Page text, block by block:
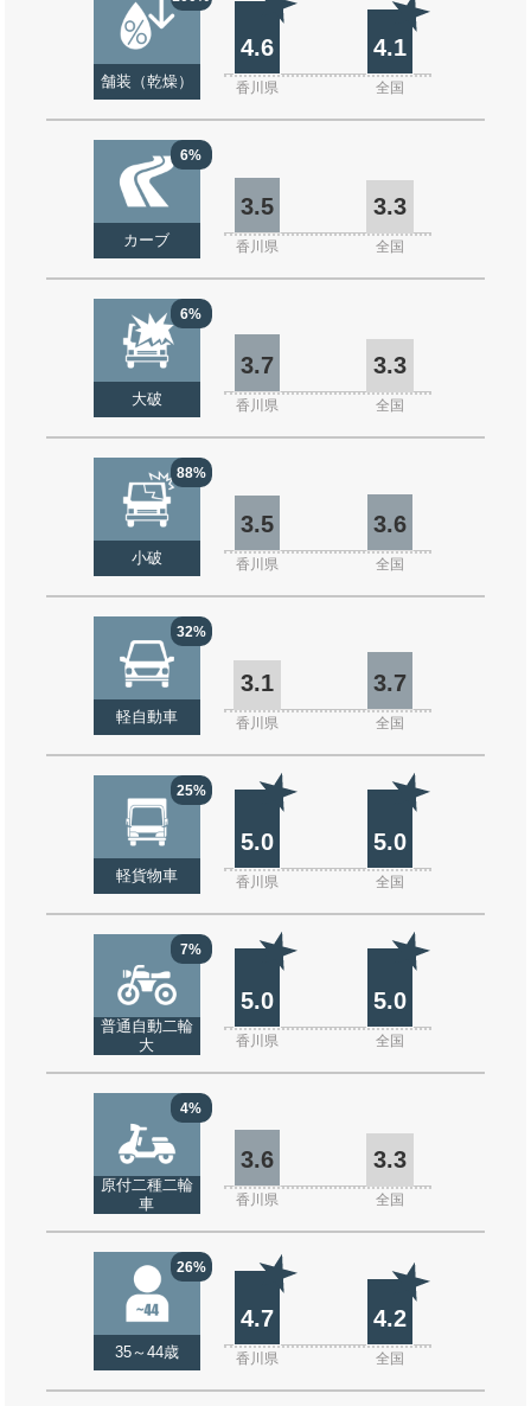
舗装（乾燥）
4.6 4.1
香川県 全国
6%
カーブ
3.5 3.3
香川県 全国
6%
大破
3.7 3.3
香川県 全国
88%
小破
3.5 3.6
香川県 全国
32%
軽自動車
3.1 3.7
香川県 全国
25%
軽貨物車
5.0 5.0
香川県 全国
7%
普通自動二輪
大
5.0 5.0
香川県 全国
4%
原付二種二輪
車
3.6 3.3
香川県 全国
26%
35～44歳
4.7 4.2
香川県 全国